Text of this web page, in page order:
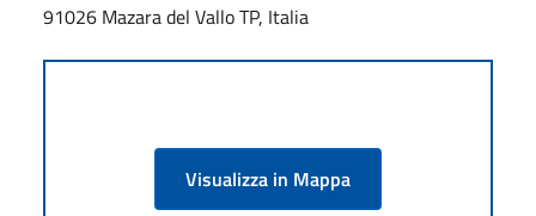
91026 Mazara del Vallo TP, Italia
Visualizza in Mappa